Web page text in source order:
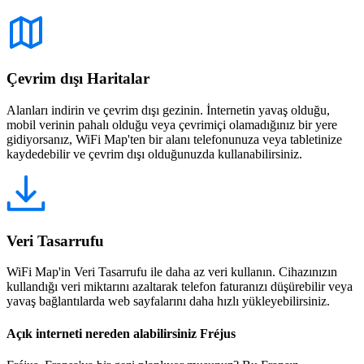
Çevrim dışı Haritalar
Alanları indirin ve çevrim dışı gezinin. İnternetin yavaş olduğu,
mobil verinin pahalı olduğu veya çevrimiçi olamadığınız bir yere
gidiyorsanız, WiFi Map'ten bir alanı telefonunuza veya tabletinize
kaydedebilir ve çevrim dışı olduğunuzda kullanabilirsiniz.
Veri Tasarrufu
WiFi Map'in Veri Tasarrufu ile daha az veri kullanın. Cihazınızın
kullandığı veri miktarını azaltarak telefon faturanızı düşürebilir veya
yavaş bağlantılarda web sayfalarını daha hızlı yükleyebilirsiniz.
Açık interneti nereden alabilirsiniz Fréjus